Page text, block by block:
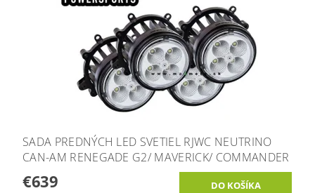
SADA PREDNÝCH LED SVETIEL RJWC NEUTRINO
CAN-AM RENEGADE G2/ MAVERICK/ COMMANDER
€639